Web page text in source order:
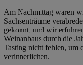
Am Nachmittag waren
Sachsenträume
gekonnt, und wir
Weinanbaus durch die
Tasting nicht fehlen, um
verinnerlichen.